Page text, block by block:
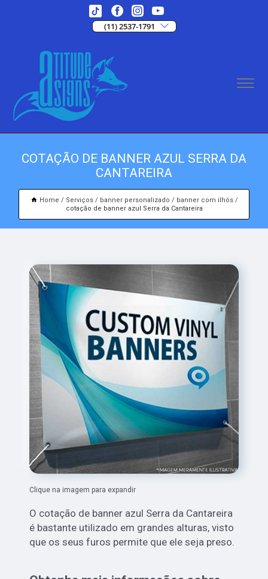
(11) 2537-1791
COTAÇÃO DE BANNER AZUL SERRA DA
CANTAREIRA
Home Serviços banner personalizado
banner com ilhós
cotação de banner azul Serra da Cantareira
Clique na imagem para expandir
O cotação de banner azul Serra da Cantareira
é bastante utilizado em grandes alturas, visto
que os seus furos permite que ele seja preso.